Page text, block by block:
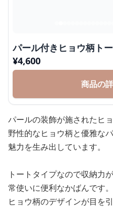
パール付きヒョウ柄ト
¥4,600
商品の
パールの装飾が施されたヒ
野性的なヒョウ柄と優雅な
魅力を生み出しています。
トートタイプなので収納力
常使いに便利なかばんです。
ヒョウ柄のデザインが目を